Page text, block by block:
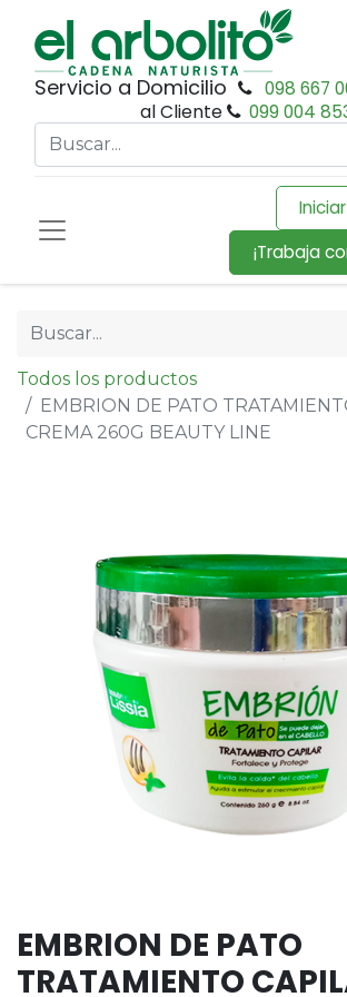
Servicio a Domicilio 098 667
al Cliente
099 004
¡Trabaja
Todos los productos
EMBRION DE PATO
CREMA 260G BEAUTY LINE
EMBRION DE PATO
TRATAMIENTO